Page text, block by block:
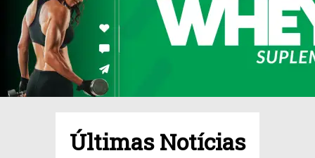
Últimas Notícias